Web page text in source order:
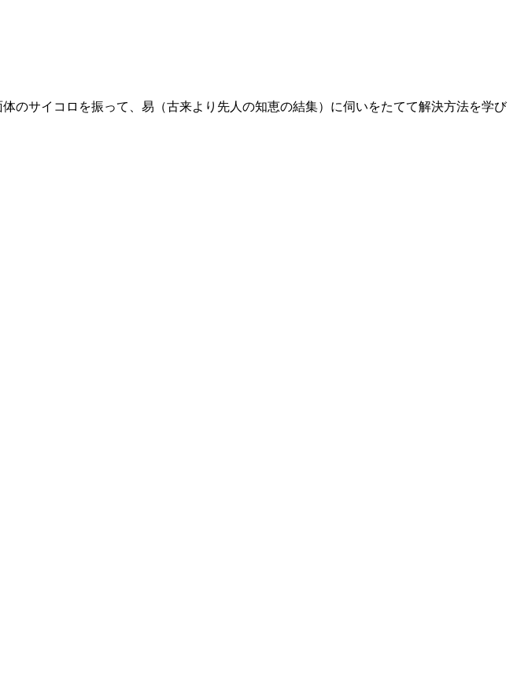
のサイコロを振って、易（古来より先人の知恵の結集）に伺いをたてて解決方法を学び